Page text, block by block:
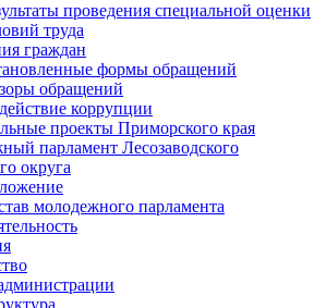
проведения специальной оценки
труда
граждан
формы обращений
обращений
коррупции
проекты Приморского края
парламент Лесозаводского
округа
молодежного парламента